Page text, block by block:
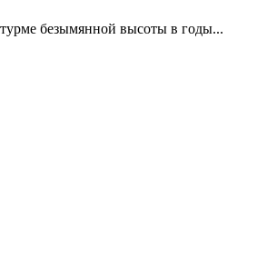
безымянной высоты в годы...